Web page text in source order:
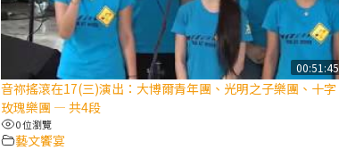
00:51:45
音祢搖滾在17(三)演出：大博爾青年團、光明之子樂團、十字
玫瑰樂團 — 共4段
0 位瀏覽
藝文饗宴